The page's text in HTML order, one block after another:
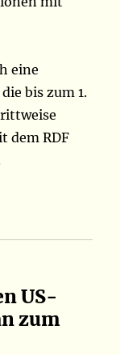
eine
bis zum 1.
dem RDF
US-
zum